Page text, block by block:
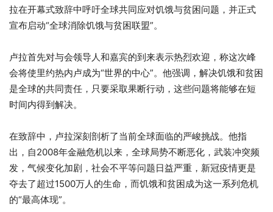
拉在开幕式致辞中呼吁全球共同应对饥饿与贫困问题，并正式
宣布启动“全球消除饥饿与贫困联盟”。
卢拉首先对与会领导人和嘉宾的到来表示热烈欢迎，称这次峰
会将使里约热内卢成为“世界的中心”。他强调，解决饥饿和贫困
是全球的共同责任，只要采取果断行动，这些问题将能够在短
时间内得到解决。
在致辞中，卢拉深刻剖析了当前全球面临的严峻挑战。他指
出，自2008年金融危机以来，全球局势不断恶化，武装冲突频
发，气候变化加剧，社会不平等问题日益严重，新冠疫情更是
夺去了超过1500万人的生命，而饥饿和贫困成为这一系列危机
的“最高体现”。